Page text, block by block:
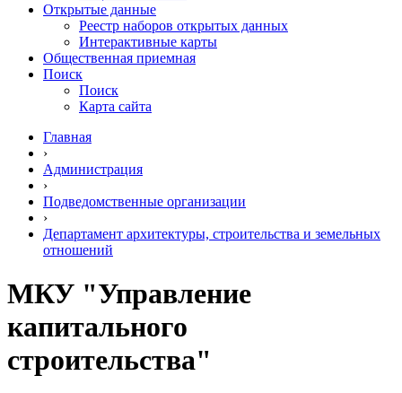
Открытые данные
Реестр наборов открытых данных
Интерактивные карты
Общественная приемная
Поиск
Поиск
Карта сайта
Главная
›
Администрация
›
Подведомственные организации
›
Департамент архитектуры, строительства и земельных
отношений
МКУ "Управление
капитального
строительства"